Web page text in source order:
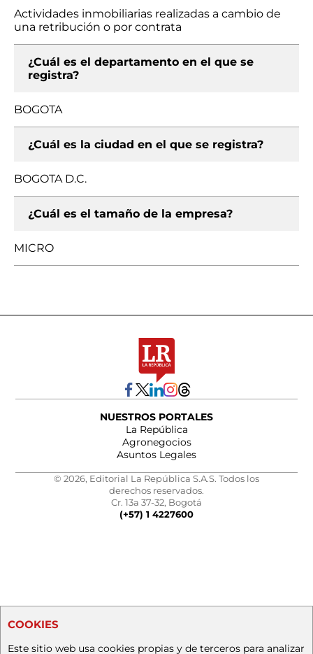
Actividades inmobiliarias realizadas a cambio de
una retribución o por contrata
¿Cuál es el departamento en el que se
registra?
BOGOTA
¿Cuál es la ciudad en el que se registra?
BOGOTA D.C.
¿Cuál es el tamaño de la empresa?
MICRO
NUESTROS PORTALES
La República
Agronegocios
Asuntos Legales
© 2026, Editorial La República S.A.S. Todos los
derechos reservados.
Cr. 13a 37-32, Bogotá
(+57) 1 4227600
COOKIES
Este sitio web usa cookies propias y de terceros para analizar